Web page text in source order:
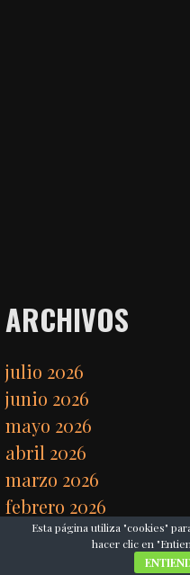
ARCHIVOS
julio 2026
junio 2026
mayo 2026
abril 2026
marzo 2026
febrero 2026
enero 2026
Esta página utiliza "cookies"
hacer clic en